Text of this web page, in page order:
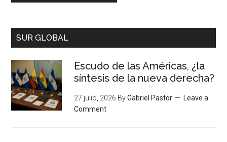
SUR GLOBAL
Escudo de las Américas, ¿la
síntesis de la nueva derecha?
27 julio, 2026 ByGabriel Pastor
Leave a
Comment